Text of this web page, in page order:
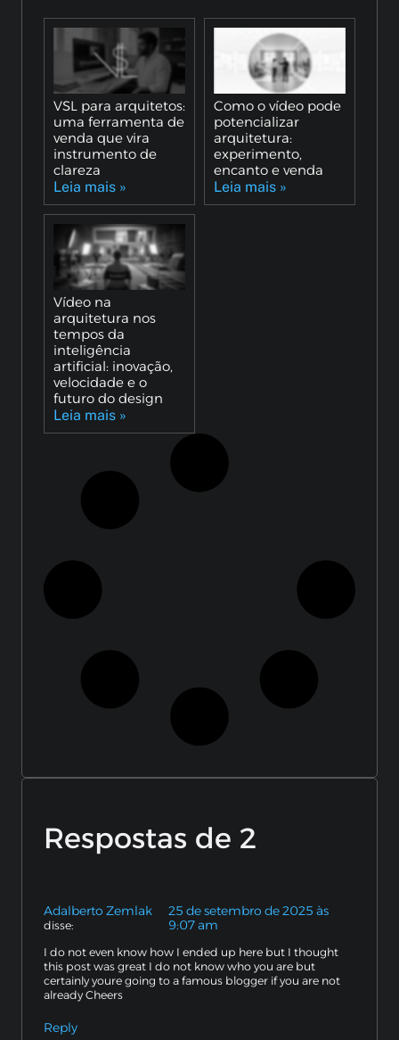
VSL para arquitetos:
uma ferramenta de
venda que vira
instrumento de
clareza
Leia mais »
Como o vídeo pode
potencializar
arquitetura:
experimento,
encanto e venda
Leia mais »
Vídeo na
arquitetura nos
tempos da
inteligência
artificial: inovação,
velocidade e o
futuro do design
Leia mais »
Respostas de 2
Adalberto Zemlak
disse:
25 de setembro de 2025 às
9:07 am
I do not even know how I ended up here but I thought
this post was great I do not know who you are but
certainly youre going to a famous blogger if you are not
already Cheers
Reply